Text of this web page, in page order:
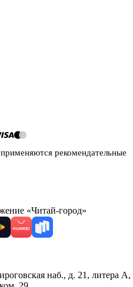
рекомендательные
«Читай-город»
наб., д. 21, литера А,